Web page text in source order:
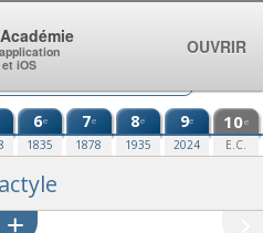
6e
1835
7e
1878
8e
1935
9e
2024
10e
E.C.
iOS
OUVRIR